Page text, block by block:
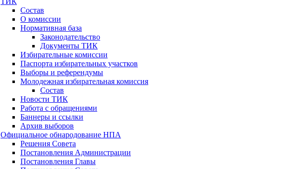
Состав
О комиссии
Нормативная база
Законодательство
Документы ТИК
Избирательные комиссии
Паспорта избирательных участков
Выборы и референдумы
Молодежная избирательная комиссия
Состав
Новости ТИК
Работа с обращениями
Баннеры и ссылки
Архив выборов
Официальное обнародование НПА
Решения Совета
Постановления Администрации
Постановления Главы